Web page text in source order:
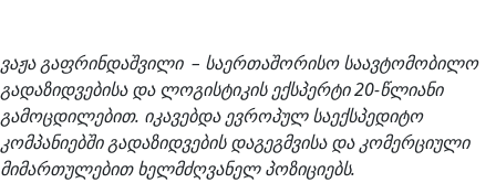
ვაჟა გაფრინდაშვილი – საერთაშორისო საავტომობილო
გადაზიდვებისა და ლოგისტიკის ექსპერტი 20-წლიანი
გამოცდილებით. იკავებდა ევროპულ საექსპედიტო
კომპანიებში გადაზიდვების დაგეგმვისა და კომერციული
მიმართულებით ხელმძღვანელ პოზიციებს.